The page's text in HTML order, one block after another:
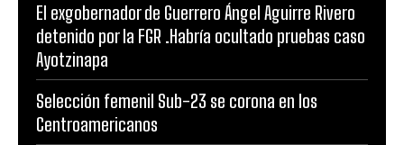
El exgobernador de Guerrero Ángel Aguirre Rivero
detenido por la FGR .Habría ocultado pruebas caso
Ayotzinapa
Selección femenil Sub-23 se corona en los
Centroamericanos